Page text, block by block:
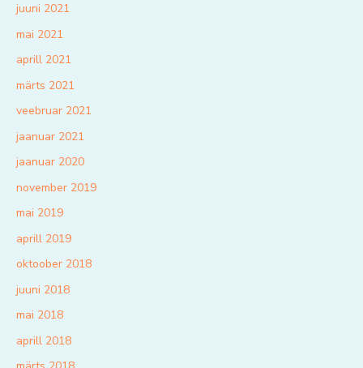
juuni 2021
mai 2021
aprill 2021
märts 2021
veebruar 2021
jaanuar 2021
jaanuar 2020
november 2019
mai 2019
aprill 2019
oktoober 2018
juuni 2018
mai 2018
aprill 2018